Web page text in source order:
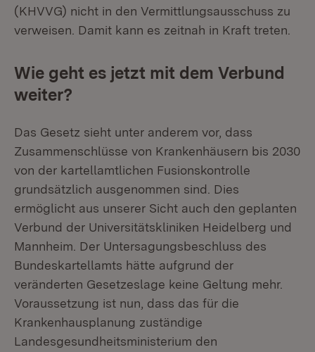
(KHVVG) nicht in den Vermittlungsausschuss zu
verweisen. Damit kann es zeitnah in Kraft treten.
Wie geht es jetzt mit dem Verbund
weiter?
Das Gesetz sieht unter anderem vor, dass
Zusammenschlüsse von Krankenhäusern bis 2030
von der kartellamtlichen Fusionskontrolle
grundsätzlich ausgenommen sind. Dies
ermöglicht aus unserer Sicht auch den geplanten
Verbund der Universitätskliniken Heidelberg und
Mannheim. Der Untersagungsbeschluss des
Bundeskartellamts hätte aufgrund der
veränderten Gesetzeslage keine Geltung mehr.
Voraussetzung ist nun, dass das für die
Krankenhausplanung zuständige
Landesgesundheitsministerium den